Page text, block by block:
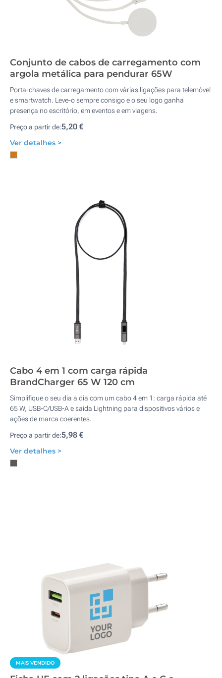
Conjunto de cabos de carregamento com
argola metálica para pendurar 65W
Porta-chaves de carregamento com várias ligações para telemóvel
e smartwatch. Leve-o sempre consigo e o seu logo ganha
presença no escritório, em eventos e em viagens.
Preço a partir de:5,20 €
Ver detalhes >
Cabo 4 em 1 com carga rápida
BrandCharger 65 W 120 cm
Simplifique o seu dia a dia com um cabo 4 em 1: carga rápida até
65 W, USB-C/USB-A e saída Lightning para dispositivos vários e
ações de marca coerentes.
Preço a partir de:5,98 €
Ver detalhes >
MAIS VENDIDO